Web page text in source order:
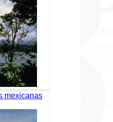
mexicanas